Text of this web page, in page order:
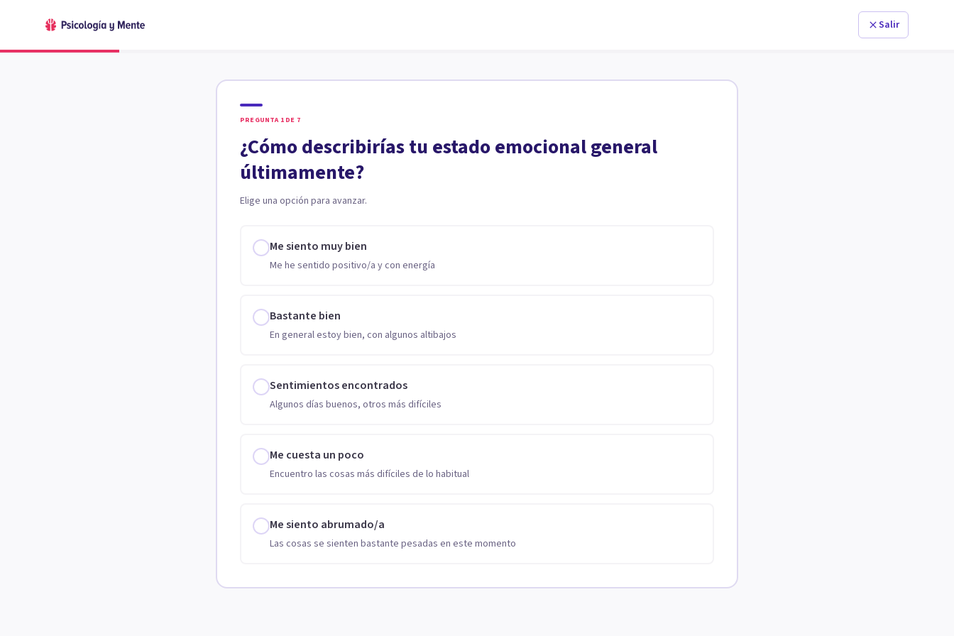
Salir
PREGUNTA 1 DE 7
¿Cómo describirías tu estado emocional general
últimamente?
Elige una opción para avanzar.
Me siento muy bien
Me he sentido positivo/a y con energía
Bastante bien
En general estoy bien, con algunos altibajos
Sentimientos encontrados
Algunos días buenos, otros más difíciles
Me cuesta un poco
Encuentro las cosas más difíciles de lo habitual
Me siento abrumado/a
Las cosas se sienten bastante pesadas en este momento